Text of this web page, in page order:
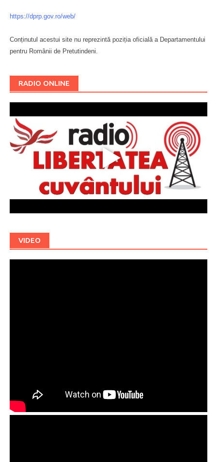
https://dprp.gov.ro/web/
Conținutul acestui site nu reprezintă poziția oficială a Departamentului
pentru Românii de Pretutindeni.
RADIO ONLINE
VIDEO